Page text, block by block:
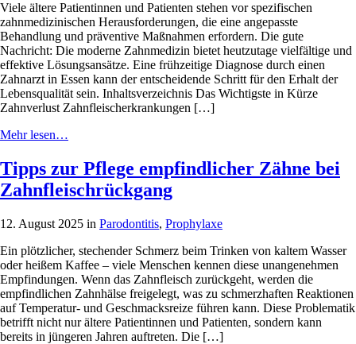
Viele ältere Patientinnen und Patienten stehen vor spezifischen
zahnmedizinischen Herausforderungen, die eine angepasste
Behandlung und präventive Maßnahmen erfordern. Die gute
Nachricht: Die moderne Zahnmedizin bietet heutzutage vielfältige und
effektive Lösungsansätze. Eine frühzeitige Diagnose durch einen
Zahnarzt in Essen kann der entscheidende Schritt für den Erhalt der
Lebensqualität sein. Inhaltsverzeichnis Das Wichtigste in Kürze
Zahnverlust Zahnfleischerkrankungen […]
Mehr lesen…
Tipps zur Pflege empfindlicher Zähne bei
Zahnfleischrückgang
12. August 2025 in Parodontitis, Prophylaxe
Ein plötzlicher, stechender Schmerz beim Trinken von kaltem Wasser
oder heißem Kaffee – viele Menschen kennen diese unangenehmen
Empfindungen. Wenn das Zahnfleisch zurückgeht, werden die
empfindlichen Zahnhälse freigelegt, was zu schmerzhaften Reaktionen
auf Temperatur- und Geschmacksreize führen kann. Diese Problematik
betrifft nicht nur ältere Patientinnen und Patienten, sondern kann
bereits in jüngeren Jahren auftreten. Die […]